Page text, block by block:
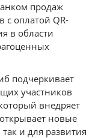
продаж
с оплатой QR-
в области
подчеркивает
участников
внедряет
новые
и для развития